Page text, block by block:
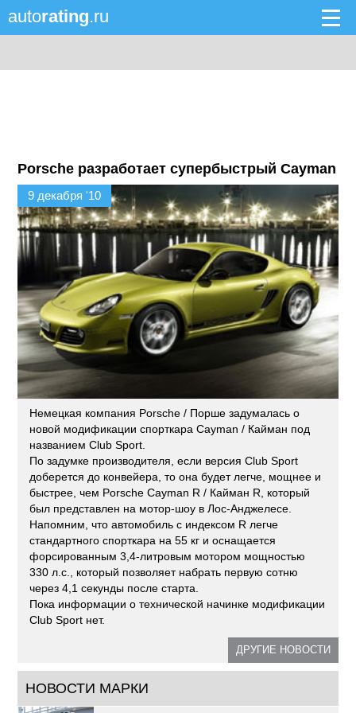
autorating.ru
Porsche разработает супербыстрый Cayman
9 декабря '10
Немецкая компания Porsche / Порше задумалась о
новой модификации спорткара Cayman / Кайман под
названием Club Sport.
По задумке производителя, если версия Club Sport
доберется до конвейера, то она будет легче, мощнее и
быстрее, чем Porsche Cayman R / Кайман R, который
был представлен на мотор-шоу в Лос-Анджелесе.
Напомним, что автомобиль с индексом R легче
стандартного спорткара на 55 кг и оснащается
форсированным 3,4-литровым мотором мощностью
330 л.с., который позволяет набрать первую сотню
через 4,1 секунды после старта.
Пока информации о технической начинке модификации
Club Sport нет.
ДРУГИЕ НОВОСТИ
НОВОСТИ МАРКИ